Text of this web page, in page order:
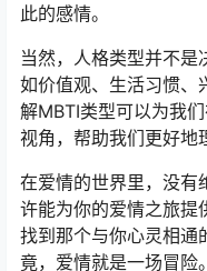
此的感情。
当然，人格类型并不
如价值观、生活习惯、
解MBTI类型可以为我
视角，帮助我们更好地
在爱情的世界里，没有
许能为你的爱情之旅提
找到那个与你心灵相通
竟，爱情就是一场冒险。